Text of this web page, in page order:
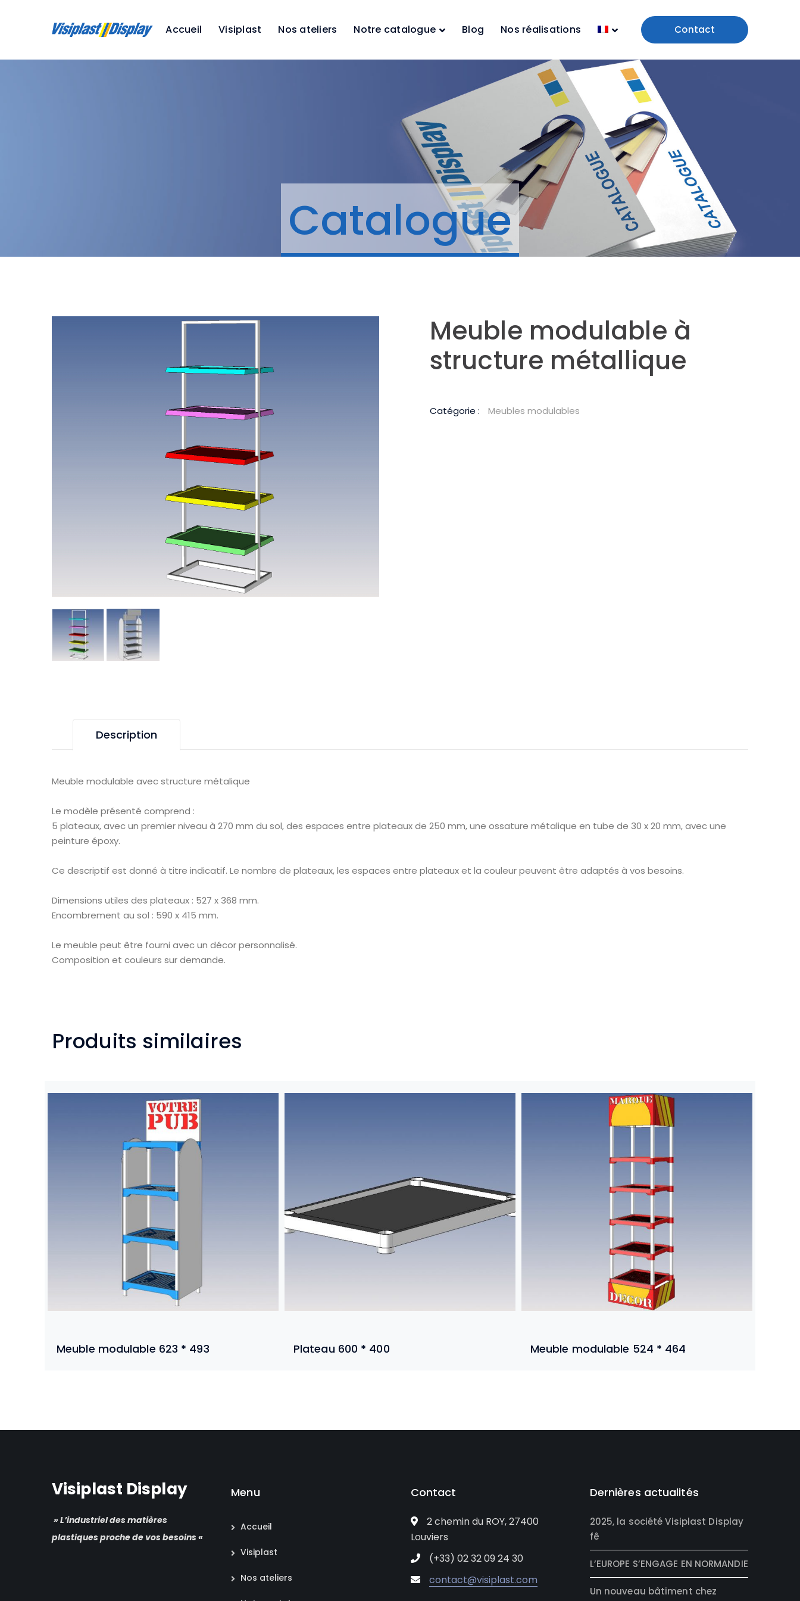
Contact
Accueil Visiplast Nos ateliers Notre catalogue Blog Nos réalisations
Catalogue
Meuble modulable à
structure métallique
Catégorie : Meubles modulables
Description
Meuble modulable avec structure métalique
Le modèle présenté comprend :
5 plateaux, avec un premier niveau à 270 mm du sol, des espaces entre plateaux de 250 mm, une ossature métalique en tube de 30 x 20 mm, avec une
peinture époxy.
Ce descriptif est donné à titre indicatif. Le nombre de plateaux, les espaces entre plateaux et la couleur peuvent être adaptés à vos besoins.
Dimensions utiles des plateaux : 527 x 368 mm.
Encombrement au sol : 590 x 415 mm.
Le meuble peut être fourni avec un décor personnalisé.
Composition et couleurs sur demande.
Produits similaires
Meuble modulable 623 * 493 Plateau 600 * 400 Meuble modulable 524 * 464
Visiplast Display
» L’industriel des matières
plastiques proche de vos besoins «
Menu
Accueil
Visiplast
Nos ateliers
Contact
2 chemin du ROY, 27400
Louviers
(+33) 02 32 09 24 30
contact@visiplast.com
Dernières actualités
2025, la société Visiplast Display
fê
L’EUROPE S’ENGAGE EN NORMANDIE
Un nouveau bâtiment chez